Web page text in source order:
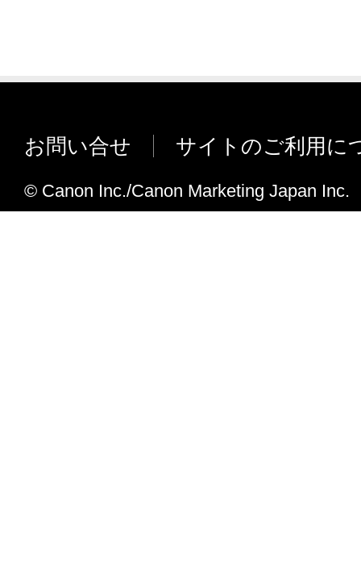
お問い合せ サイトのご利用に
© Canon Inc./Canon Marketing Japan Inc.